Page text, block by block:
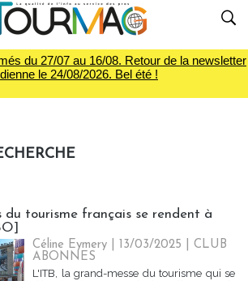
du 27/07 au 16/08. Retour de la newsletter
le 24/08/2026. Bel été !
du tourisme français se rendent à
Céline Eymery | 13/03/2025 |CLUB
ABONNES
L'ITB, la grand-messe du tourisme qui se